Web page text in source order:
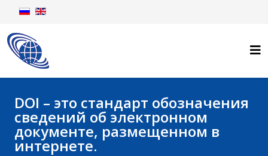
DOI – это стандарт обозначения
сведений об электронном
документе, размещенном в
интернете.